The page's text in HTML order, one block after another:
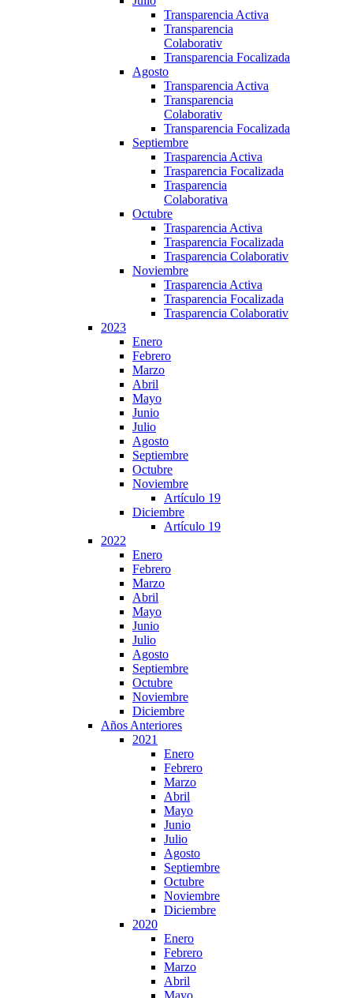
Transparencia Activa
Transparencia
Colaborativ
Transparencia Focalizada
Agosto
Transparencia Activa
Transparencia
Colaborativ
Transparencia Focalizada
Septiembre
Trasparencia Activa
Trasparencia Focalizada
Trasparencia
Colaborativa
Octubre
Trasparencia Activa
Trasparencia Focalizada
Trasparencia Colaborativ
Noviembre
Trasparencia Activa
Trasparencia Focalizada
Trasparencia Colaborativ
2023
Enero
Febrero
Marzo
Abril
Mayo
Junio
Julio
Agosto
Septiembre
Octubre
Noviembre
Artículo 19
Diciembre
Artículo 19
2022
Enero
Febrero
Marzo
Abril
Mayo
Junio
Julio
Agosto
Septiembre
Octubre
Noviembre
Diciembre
Años Anteriores
2021
Enero
Febrero
Marzo
Abril
Mayo
Junio
Julio
Agosto
Septiembre
Octubre
Noviembre
Diciembre
2020
Enero
Febrero
Marzo
Abril
Mayo